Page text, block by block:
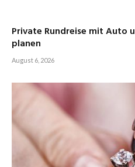
Private Rundreise mit Auto
planen
August 6, 2026